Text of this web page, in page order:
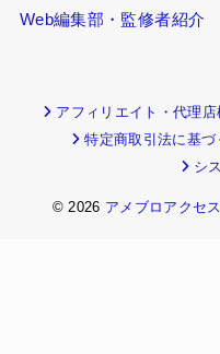
Web編集部・監修者紹介
アフィリエイト・代理店
特定商取引法に基づ
シ
© 2026 アメブロアクセ